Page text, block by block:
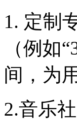
1. 定制
（例如
间，为
2.音乐